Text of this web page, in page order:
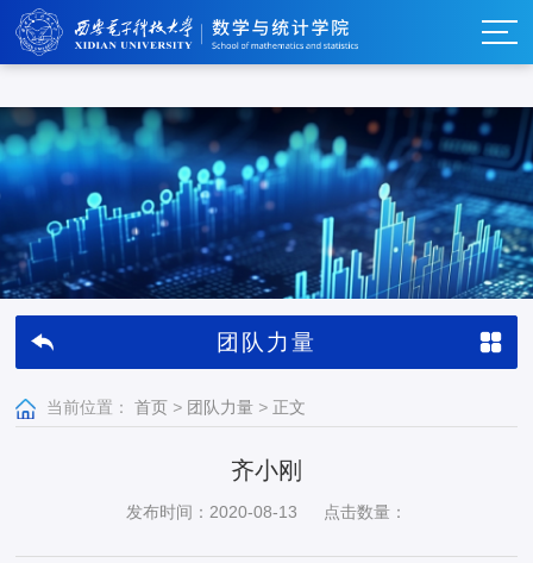
w66利来_w66利来·(集团)官方-首页
团队力量
当前位置： 首页 > 团队力量 > 正文
齐小刚
发布时间：2020-08-13 点击数量：